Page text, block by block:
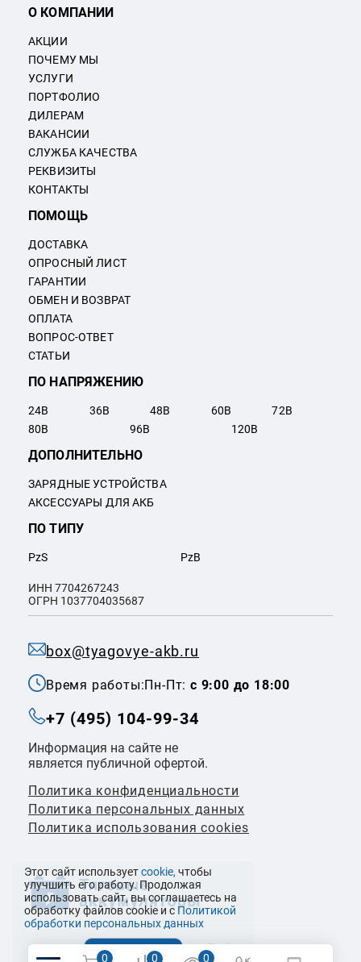
box@tyagovye-akb.ru
Время работы:Пн-Пт:с 9:00 до 18:00
+7 (495) 104-99-34
Информация на сайте не
является публичной офертой.
Политика конфиденциальности
Политикa персональных данных
Политика использования cookies
О КОМПАНИИ
АКЦИИ
ПОЧЕМУ МЫ
УСЛУГИ
ПОРТФОЛИО
ДИЛЕРАМ
ВАКАНСИИ
СЛУЖБА КАЧЕСТВА
РЕКВИЗИТЫ
КОНТАКТЫ
ПОМОЩЬ
ДОСТАВКА
ОПРОСНЫЙ ЛИСТ
ГАРАНТИИ
ОБМЕН И ВОЗВРАТ
ОПЛАТА
ВОПРОС-ОТВЕТ
СТАТЬИ
ПО НАПРЯЖЕНИЮ
24В 36В 48В 60В 72В
80В 96В 120В
ПО ТИПУ
PzS PzB
ДОПОЛНИТЕЛЬНО
ЗАРЯДНЫЕ УСТРОЙСТВА
АКСЕССУАРЫ ДЛЯ АКБ
ИНН 7704267243
ОГРН 1037704035687
© 2026 ООО «Налко Трейдинг»
0 0 0
Этот сайт используетcookie, чтобы
улучшить его работу. Продолжая
использовать сайт, вы соглашаетесь на
обработку файлов cookie и с Политикой
обработки персональных данных